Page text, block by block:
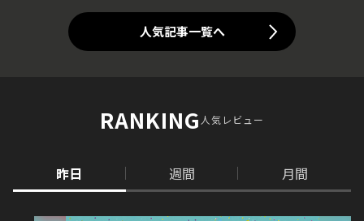
人気記事一覧へ
RANKING人気レビュー
昨日 週間 月間